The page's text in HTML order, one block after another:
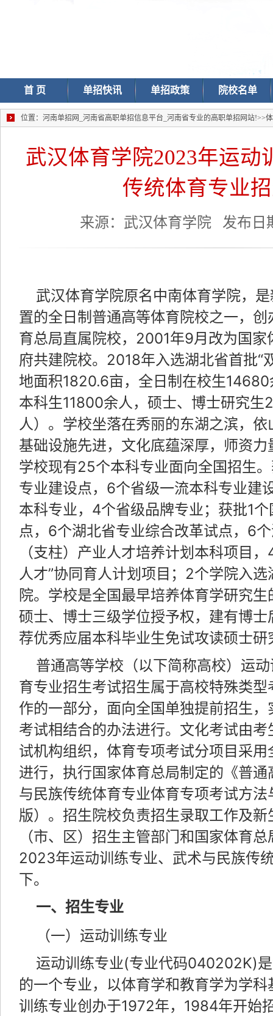
首 页 单招快讯 单招政策 院校名单
位置： 河南单招网_河南省高职单招信息平台_河南省专业的高职单招网站!>>
武汉体育学院2023年运动
传统体育专业
来源：武汉体育学院 发布日
武汉体育学院原名中南体育学院，
置的全日制普通高等体育院校之一，
育总局直属院校，2001年9月改为国
府共建院校。2018年入选湖北省首批“
地面积1820.6亩，全日制在校生
本科生11800余人，硕士、博士研究
人）。学校坐落在秀丽的东湖之滨，
基础设施先进，文化底蕴深厚，师资
学校现有25个本科专业面向全国招生
专业建设点，6个省级一流本科专业建
本科专业，4个省级品牌专业；获批1
点，6个湖北省专业综合改革试点，6
（支柱）产业人才培养计划本科项目
人才”协同育人计划项目；2个学院入
院。学校是全国最早培养体育学研究
硕士、博士三级学位授予权，建有博
荐优秀应届本科毕业生免试攻读硕士研
普通高等学校（以下简称高校）运
育专业招生考试招生属于高校特殊类
作的一部分，面向全国单独提前招生
考试相结合的办法进行。文化考试由
试机构组织，体育专项考试分项目采
进行，执行国家体育总局制定的《普
与民族传统体育专业体育专项考试方
版）。招生院校负责招生录取工作及
（市、区）招生主管部门和国家体育
2023年运动训练专业、武术与民族传
下。
一、招生专业
（一）运动训练专业
运动训练专业(专业代码040202K)
的一个专业，以体育学和教育学为学
训练专业创办于1972年，1984年开始